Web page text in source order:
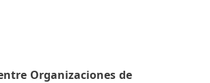
Organizaciones de